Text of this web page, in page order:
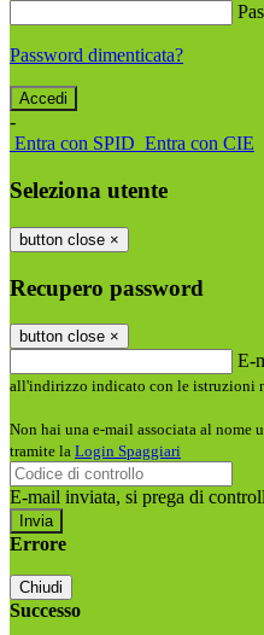
Password dimenticata?
-
Entra con SPID Entra con CIE
Seleziona utente
button close ×
Recupero password
button close ×
E-
all'indirizzo indicato con le istruzioni
Non hai una e-mail associata al nome
tramite la Login Spaggiari
E-mail inviata, si prega di
Errore
Chiudi
Successo